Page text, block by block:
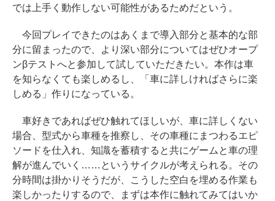
では上手く動作しない可能性があるためだという。
今回プレイできたのはあくまで導入部分と基本的な部
分に留まったので、より深い部分についてはぜひオープ
ンβテストへと参加して試していただきたい。本作は車
を知らなくても楽しめるし、「車に詳しければさらに楽
しめる」作りになっている。
車好きであればぜひ触れてほしいが、車に詳しくない
場合、型式から車種を推察し、その車種にまつわるエピ
ソードを仕入れ、知識を蓄積すると共にゲームと車の理
解が進んでいく……というサイクルが考えられる。その
分時間は掛かりそうだが、こうした空白を埋める作業も
楽しかったりするので、まずは本作に触れてみてはいか